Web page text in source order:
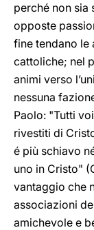
perché non sia
opposte
fine tendano le
cattoliche; nel
animi verso
nessuna
Paolo: "Tutti
rivestiti di
é più schiavo
uno in Cristo"
vantaggio che
associazioni
amichevole e